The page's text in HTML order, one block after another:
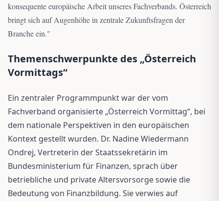
konsequente europäische Arbeit unseres Fachverbands. Österreich
bringt sich auf Augenhöhe in zentrale Zukunftsfragen der
Branche ein."
Themenschwerpunkte des „Österreich
Vormittags“
Ein zentraler Programmpunkt war der vom
Fachverband organisierte „Österreich Vormittag“, bei
dem nationale Perspektiven in den europäischen
Kontext gestellt wurden. Dr. Nadine Wiedermann
Ondrej, Vertreterin der Staatssekretärin im
Bundesministerium für Finanzen, sprach über
betriebliche und private Altersvorsorge sowie die
Bedeutung von Finanzbildung. Sie verwies auf